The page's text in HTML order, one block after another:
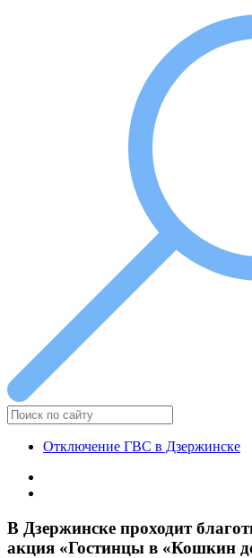
Отключение ГВС в Дзержинске
В Дзержинске проходит
акция «Гостинцы в «Кошкин